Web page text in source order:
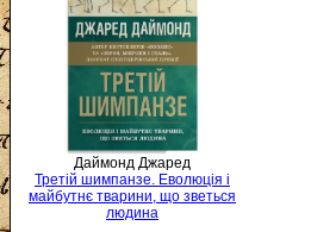
Даймонд Джаред
Третій шимпанзе. Еволюція і
майбутнє тварини, що зветься
людина